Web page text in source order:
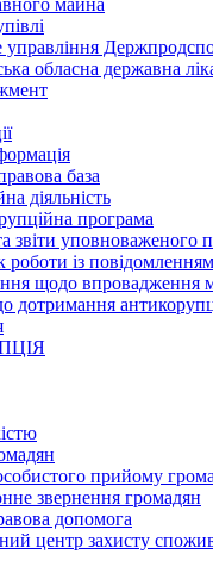
майна
управління
обласна державна
база
діяльність
програма
звіти уповноваженого
роботи із
щодо впровадження
дотримання
прийому
звернення громадян
допомога
центр захисту